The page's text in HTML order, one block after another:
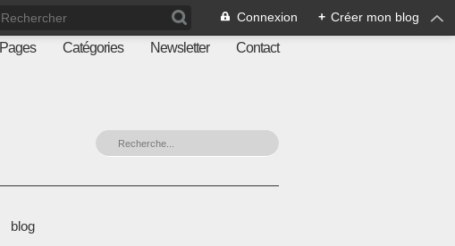
Connexion + Créer mon blog
Pages Catégories Newsletter Contact
blog